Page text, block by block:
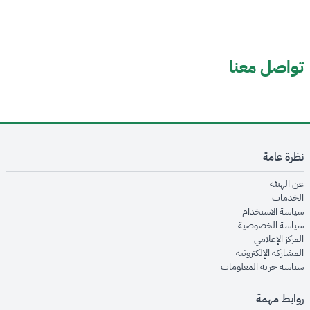
تواصل معنا
نظرة عامة
عن الهيئةopens in new window
الخدماتopens in new window
سياسة الاستخدام
سياسة الخصوصيةopens in new window
المركز الإعلاميopens in new window
المشاركة الإلكترونيةopens in new window
سياسة حرية المعلوماتopens in new window
روابط مهمة